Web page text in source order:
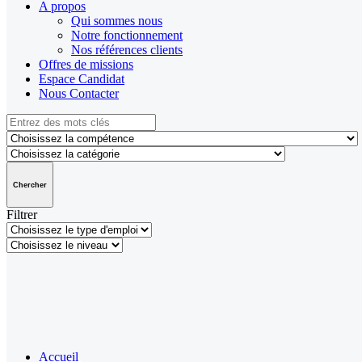
A propos
Qui sommes nous
Notre fonctionnement
Nos références clients
Offres de missions
Espace Candidat
Nous Contacter
Chercher
Filtrer
Accueil